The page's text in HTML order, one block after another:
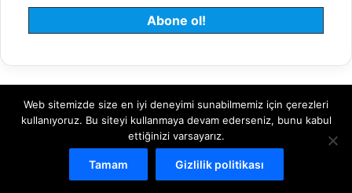
© 2008 - 2026 Tayfundeğer.com - Tüm hakları saklıdır.
Bulut Sunucu Sanal (VDS) Sunucu
Yönetilen Sunucu
Kiralık Sunucu
Halka Arz Danışmanlık Borsa
Web sitemizde size en iyi deneyimi sunabilmemiz için çerezleri
kullanıyoruz. Bu siteyi kullanmaya devam ederseniz, bunu kabul
ettiğinizi varsayarız.
Tamam Gizlilik politikası